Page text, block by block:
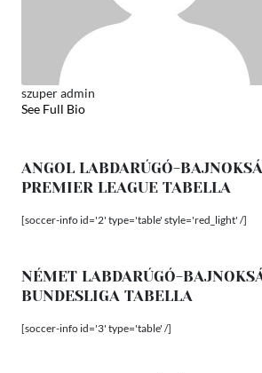
szuper admin
See Full Bio
ANGOL LABDARÚGÓ-
PREMIER LEAGUE TABELLA
[soccer-info id='2' type='table' style='red_light' /]
NÉMET LABDARÚGÓ-
BUNDESLIGA TABELLA
[soccer-info id='3' type='table' /]